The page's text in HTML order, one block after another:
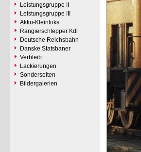
Leistungsgruppe II
Leistungsgruppe III
Akku-Kleinloks
Rangierschlepper Kdl
Deutsche Reichsbahn
Danske Statsbaner
Verbleib
Lackierungen
Sonderseiten
Bildergalerien